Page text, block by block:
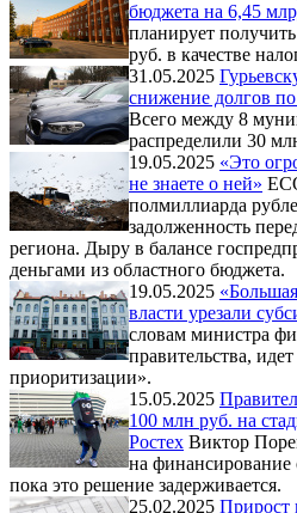
бюджета на 6,45
планирует
руб. в качестве
31.05.2025
снижение долгов
Всего между 8
распределили 30
19.05.2025 «Это
не знаете о ней»
полмиллиарда
задолженность
региона. Дыру в балансе
деньгами из областного бюджета.
19.05.2025
власти урезали
словам министра
правительства,
приоритизации».
15.05.2025
100 млн руб. на
Ростех Виктор
на финансирование
пока это решение задерживается.
25.02.2025